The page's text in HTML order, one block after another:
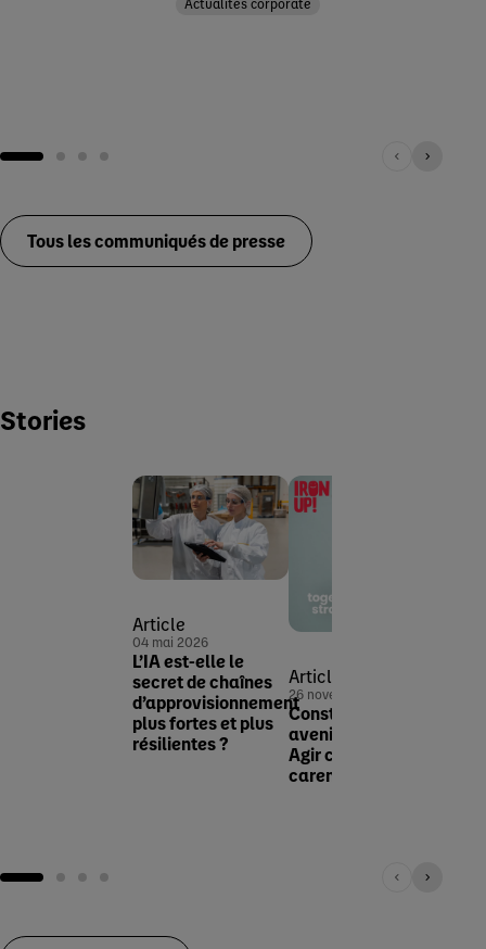
Tous les communiqués de presse
Stories
Article
04 mai 2026
L’IA est-elle le
secret de chaînes
d’approvisionnement
plus fortes et plus
résilientes ?
Article
26 novembre 2025
Construire des
avenirs solides :
Agir contre la
carence en fer